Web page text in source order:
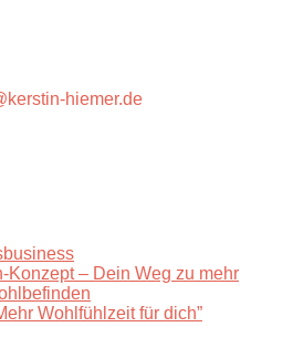
hiemer.de
Konzept – Dein Weg zu mehr
Wohlfühlzeit für dich”